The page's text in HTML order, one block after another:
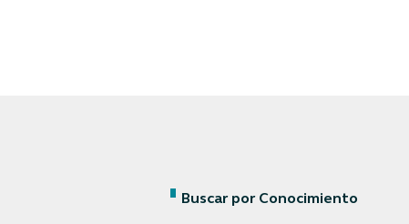
Buscar por Conocimiento